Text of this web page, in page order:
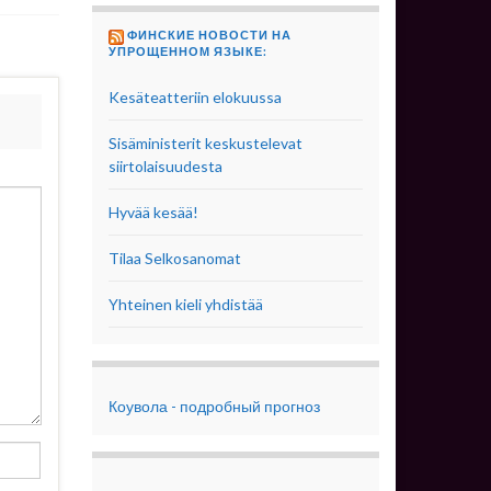
ФИНСКИЕ НОВОСТИ НА
УПРОЩЕННОМ ЯЗЫКЕ:
Kesäteatteriin elokuussa
Sisäministerit keskustelevat
siirtolaisuudesta
Hyvää kesää!
Tilaa Selkosanomat
Yhteinen kieli yhdistää
Коувола - подробный прогноз